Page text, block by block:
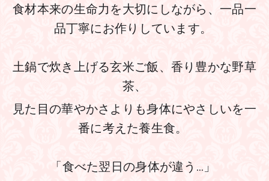
食材本来の生命力を大切にしながら、一品一
品丁寧にお作りしています。
土鍋で炊き上げる玄米ご飯、香り豊かな野草
茶、
見た目の華やかさよりも身体にやさしいを一
番に考えた養生食。
「食べた翌日の身体が違う…」